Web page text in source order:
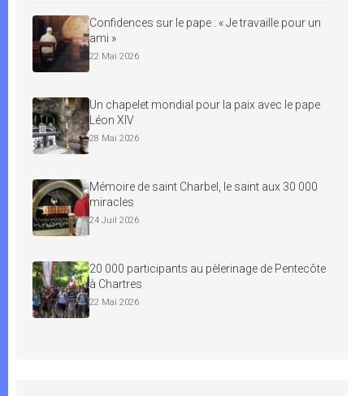
Confidences sur le pape : « Je travaille pour un
ami »
22 Mai 2026
Un chapelet mondial pour la paix avec le pape
Léon XIV
28 Mai 2026
Mémoire de saint Charbel, le saint aux 30 000
miracles
24 Juil 2026
20 000 participants au pèlerinage de Pentecôte
à Chartres
22 Mai 2026